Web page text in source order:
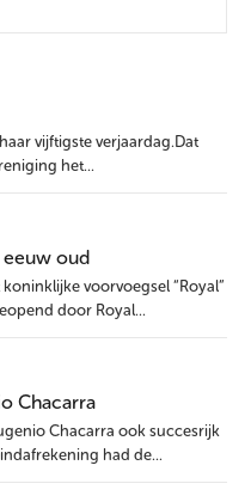
vijftigste verjaardag.Dat
het...
eeuw oud
voorvoegsel “Royal”
door Royal...
Chacarra
Chacarra ook succesrijk
had de...